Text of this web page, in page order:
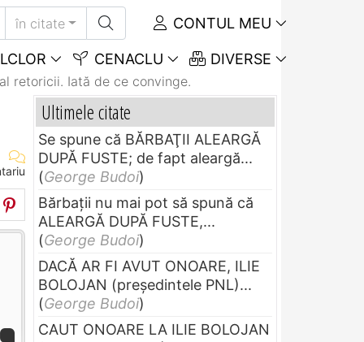
în citate CONTUL MEU
CENACLU DIVERSE
retoricii. Iată de ce convinge.
Ultimele citate
Se spune că BĂRBAŢII ALEARGĂ
DUPĂ FUSTE; de fapt aleargă...
(George Budoi)
Bărbaţii nu mai pot să spună că
ALEARGĂ DUPĂ FUSTE,...
(George Budoi)
DACĂ AR FI AVUT ONOARE, ILIE
BOLOJAN (preşedintele PNL)...
(George Budoi)
CAUT ONOARE LA ILIE BOLOJAN